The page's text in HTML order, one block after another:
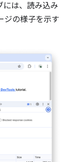
には、読み込み
ジの様子を示す